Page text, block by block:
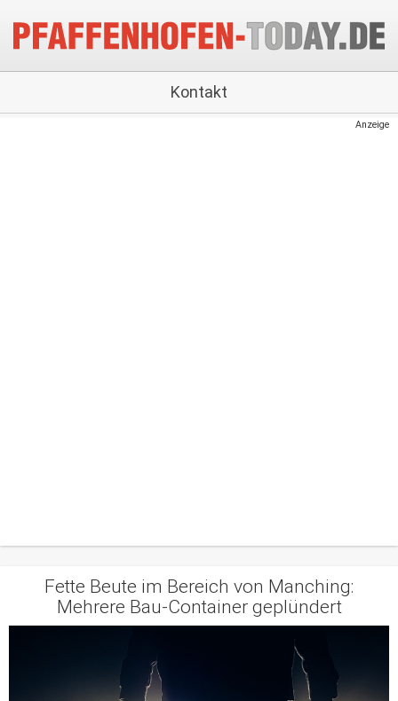
Kontakt
Anzeige
Fette Beute im Bereich von Manching:
Mehrere Bau-Container geplündert